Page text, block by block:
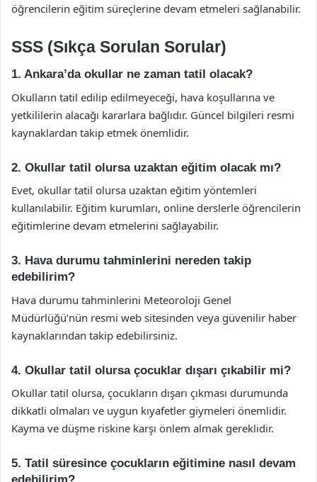
öğrencilerin eğitim süreçlerine devam etmeleri sağlanabilir.
SSS (Sıkça Sorulan Sorular)
1. Ankara’da okullar ne zaman tatil olacak?
Okulların tatil edilip edilmeyeceği, hava koşullarına ve
yetkililerin alacağı kararlara bağlıdır. Güncel bilgileri resmi
kaynaklardan takip etmek önemlidir.
2. Okullar tatil olursa uzaktan eğitim olacak mı?
Evet, okullar tatil olursa uzaktan eğitim yöntemleri
kullanılabilir. Eğitim kurumları, online derslerle öğrencilerin
eğitimlerine devam etmelerini sağlayabilir.
3. Hava durumu tahminlerini nereden takip
edebilirim?
Hava durumu tahminlerini Meteoroloji Genel
Müdürlüğü’nün resmi web sitesinden veya güvenilir haber
kaynaklarından takip edebilirsiniz.
4. Okullar tatil olursa çocuklar dışarı çıkabilir mi?
Okullar tatil olursa, çocukların dışarı çıkması durumunda
dikkatli olmaları ve uygun kıyafetler giymeleri önemlidir.
Kayma ve düşme riskine karşı önlem almak gereklidir.
5. Tatil süresince çocukların eğitimine nasıl devam